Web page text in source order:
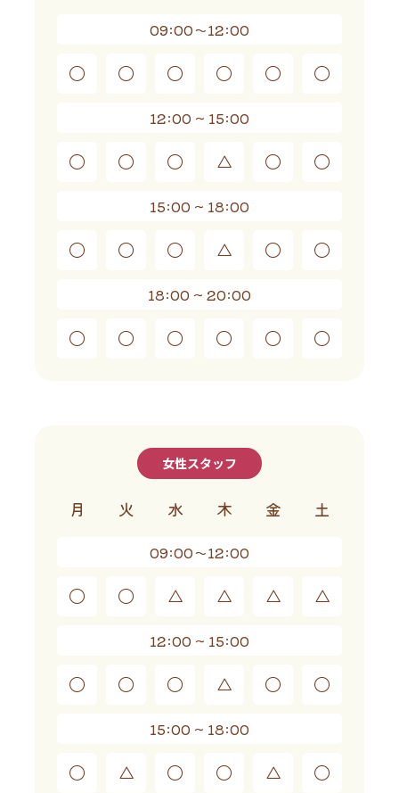
09:00～12:00
◯ ◯ ◯ ◯ ◯ ◯
12:00 ~ 15:00
◯ ◯ ◯ △ ◯ ◯
15:00 ~ 18:00
◯ ◯ ◯ △ ◯ ◯
18:00 ~ 20:00
◯ ◯ ◯ ◯ ◯ ◯
女性スタッフ
月 火 水 木 金 土
09:00～12:00
◯ ◯ △ △ △ △
12:00 ~ 15:00
◯ ◯ ◯ △ ◯ ◯
15:00 ~ 18:00
◯ △ ◯ ◯ △ ◯